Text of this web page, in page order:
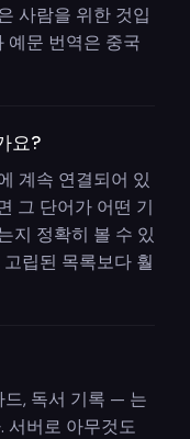
사람을 위한 것입
예문 번역은 중국
요?
계속 연결되어 있
그 단어가 어떤 기
지 정확히 볼 수 있
립된 목록보다 훨
, 독서 기록 — 는
서버로 아무것도